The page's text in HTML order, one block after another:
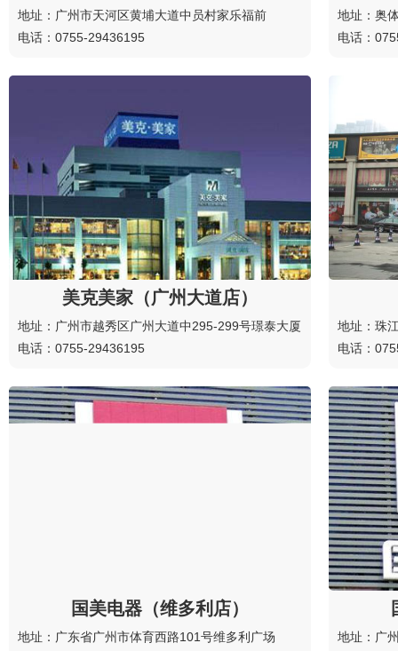
地址：广州市天河区黄埔大道中员村家乐福前
电话：0755-29436195
地址：奥
电话：
美克美家（广州大道店）
地址：广州市越秀区广州大道中295-299号璟泰大厦
电话：0755-29436195
地址：珠
电话：
国美电器（维多利店）
地址：广东省广州市体育西路101号维多利广场
地址：广